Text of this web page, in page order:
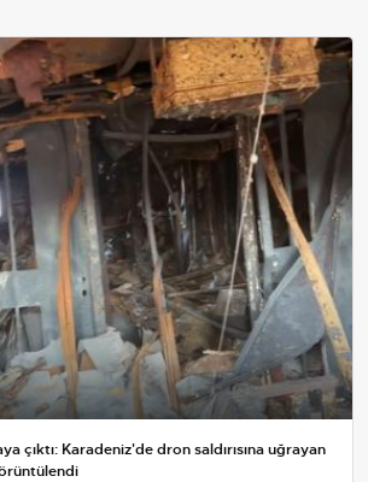
çıktı: Karadeniz'de dron saldırısına uğrayan